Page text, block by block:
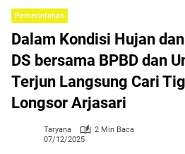
Pemerintahan
Dalam Kondisi Hujan
DS bersama BPBD dan
Terjun Langsung Cari
Longsor Arjasari
Taryana
2 Min Baca
07/12/2025